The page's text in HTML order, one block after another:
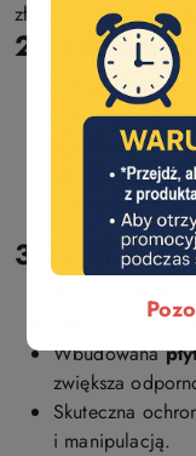
złamania bez
2.
Długość
konstrukcja
przedłużanie
bez
3. Ochrona
SKG-IKOB: SKG
DIN EN 1303:
Wbudowana
zwiększa
Skuteczna
i manipulacją.